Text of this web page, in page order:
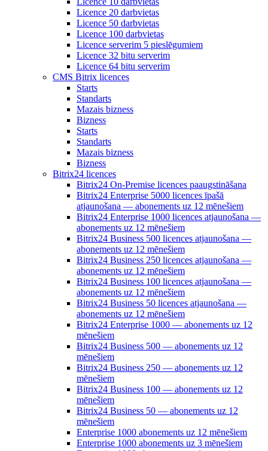
Licence 20 darbvietas
Licence 50 darbvietas
Licence 100 darbvietas
Licence serverim 5 pieslēgumiem
Licence 32 bitu serverim
Licence 64 bitu serverim
CMS Bitrix licences
Starts
Standarts
Mazais bizness
Bizness
Starts
Standarts
Mazais bizness
Bizness
Bitrix24 licences
Bitrix24 On-Premise licences paaugstināšana
Bitrix24 Enterprise 5000 licences īpašā
atjaunošana — abonements uz 12 mēnešiem
Bitrix24 Enterprise 1000 licences atjaunošana —
abonements uz 12 mēnešiem
Bitrix24 Business 500 licences atjaunošana —
abonements uz 12 mēnešiem
Bitrix24 Business 250 licences atjaunošana —
abonements uz 12 mēnešiem
Bitrix24 Business 100 licences atjaunošana —
abonements uz 12 mēnešiem
Bitrix24 Business 50 licences atjaunošana —
abonements uz 12 mēnešiem
Bitrix24 Enterprise 1000 — abonements uz 12
mēnešiem
Bitrix24 Business 500 — abonements uz 12
mēnešiem
Bitrix24 Business 250 — abonements uz 12
mēnešiem
Bitrix24 Business 100 — abonements uz 12
mēnešiem
Bitrix24 Business 50 — abonements uz 12
mēnešiem
Enterprise 1000 abonements uz 12 mēnešiem
Enterprise 1000 abonements uz 3 mēnešiem